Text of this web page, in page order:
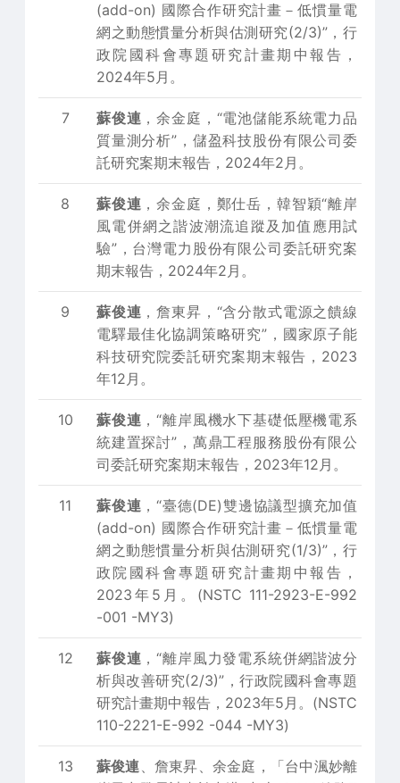
(add-on) 國際合作研究計畫－低慣量電
網之動態慣量分析與估測研究(2/3)”，行
政院國科會專題研究計畫期中報告，
2024年5月。
7 蘇俊連 ，余金庭，“電池儲能系統電力品
質量測分析”，儲盈科技股份有限公司委
託研究案期末報告，2024年2月。
8 蘇俊連 ，余金庭，鄭仕岳，韓智穎“離岸
風電併網之諧波潮流追蹤及加值應用試
驗”，台灣電力股份有限公司委託研究案
期末報告，2024年2月。
9 蘇俊連 ，詹東昇，“含分散式電源之饋線
電驛最佳化協調策略研究”，國家原子能
科技研究院委託研究案期末報告，2023
年12月。
10 蘇俊連 ，“離岸風機水下基礎低壓機電系
統建置探討”，萬鼎工程服務股份有限公
司委託研究案期末報告，2023年12月。
11 蘇俊連 ，“臺德(DE)雙邊協議型擴充加值
(add-on) 國際合作研究計畫－低慣量電
網之動態慣量分析與估測研究(1/3)”，行
政院國科會專題研究計畫期中報告，
2023年5月。(NSTC 111-2923-E-992
-001 -MY3)
12 蘇俊連 ，“離岸風力發電系統併網諧波分
析與改善研究(2/3)”，行政院國科會專題
研究計畫期中報告，2023年5月。(NSTC
110-2221-E-992 -044 -MY3)
13 蘇俊連、詹東昇、余金庭，「台中渢妙離